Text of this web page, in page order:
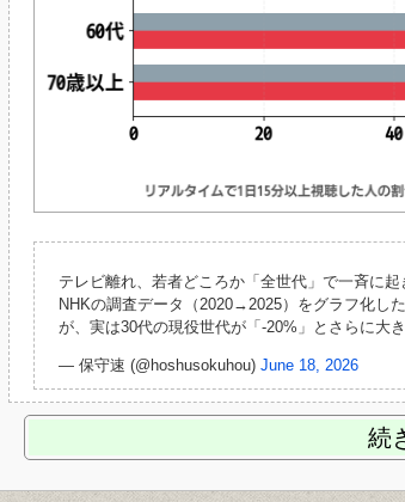
テレビ離れ、若者どころか「全世代」で一斉に起
NHKの調査データ（2020→2025）をグラフ化し
が、実は30代の現役世代が「-20%」とさらに大
— 保守速 (@hoshusokuhou) June 18, 2026
続